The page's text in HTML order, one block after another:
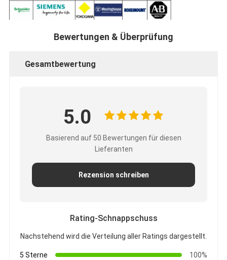
Bewertungen & Überprüfung
Gesamtbewertung
5.0
Basierend auf 50 Bewertungen für diesen
Lieferanten
Rezension schreiben
Rating-Schnappschuss
Nachstehend wird die Verteilung aller Ratings dargestellt.
5 Sterne
100%